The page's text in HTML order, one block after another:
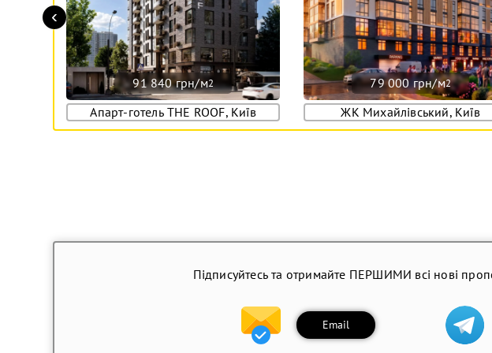
91 840 грн/м2
Апарт-готель THE ROOF, Київ
79 000 грн/м2
ЖК Михайлівський, Київ
‹
Підписуйтесь та отримайте ПЕРШИМИ всі нові
Email